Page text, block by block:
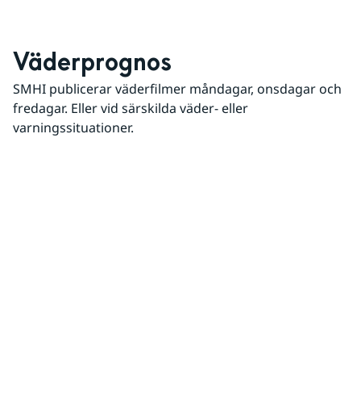
Väderprognos
SMHI publicerar väderfilmer måndagar, onsdagar och
fredagar. Eller vid särskilda väder- eller
varningssituationer.